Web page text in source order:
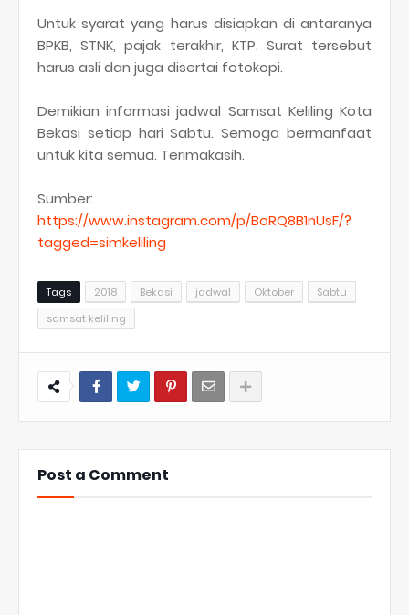
Untuk syarat yang harus disiapkan di antaranya
BPKB, STNK, pajak terakhir, KTP. Surat tersebut
harus asli dan juga disertai fotokopi.
Demikian informasi jadwal Samsat Keliling Kota
Bekasi setiap hari Sabtu. Semoga bermanfaat
untuk kita semua. Terimakasih.
Sumber:
https://www.instagram.com/p/BoRQ8B1nUsF/?
tagged=simkeliling
Tags 2018 Bekasi jadwal Oktober
Sabtu
samsat keliling
Post a Comment